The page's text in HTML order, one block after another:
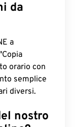
da
a
orario con
semplice
diversi.
nostro